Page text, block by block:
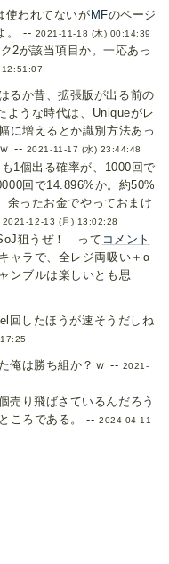
使われてないが MFのページ
。 -- 2021-11-18 (木) 00:14:39
2が該当項目か。一応あっ
12:51:07
るか昔、拡張版が出る前の
ような時代は、Uniqueがレ
に増えるとか識別方法あっ
-- 2021-11-17 (水) 23:44:48
1個出る確率が、1000回で
回で14.896%か。約50%
余ったお金でやっておまけ
2021-12-13 (月) 13:02:28
狙うぜ！ って コメント
ャラで、全レジ両吸い＋α
ンブルは楽しいとも思
回したほうが速そうだしね
俺は勝ち組か？ｗ -- 2021-
売り飛ばさているんだろう
ころである。 --2024-04-11